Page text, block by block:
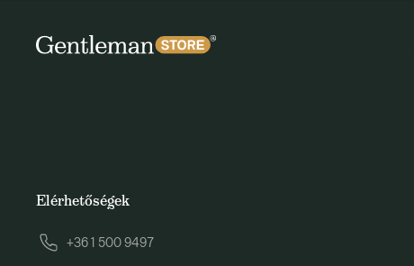
Elérhetőségek
+36 1 500 9497